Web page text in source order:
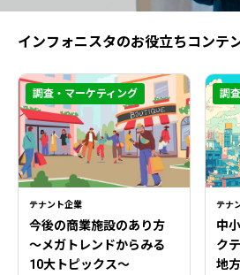
インフォニスタのお役立ちコンテ
テナント企業
今後の商業施設のあり方
〜メガトレンドからみる
10大トピックス〜
調査・マーケティング
テナ
中
ク
地
調